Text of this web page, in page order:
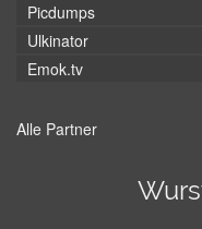
Picdumps
Ulkinator
Emok.tv
Alle Partner